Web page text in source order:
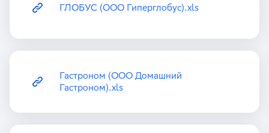
ГЛОБУС (ООО Гиперглобус).xls
Гастроном (ООО Домашний
Гастроном).xls